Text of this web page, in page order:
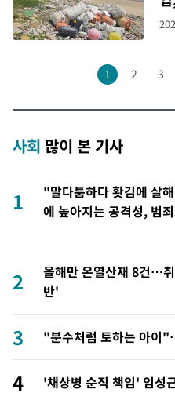
1 2 3
사회 많이 본 기사
1
"말다툼하다 홧김에 살
에 높아지는 공격성, 범
2
올해만 온열산재 8건…
반'
3 "분수처럼 토하는 아이
4 '채상병 순직 책임' 임성